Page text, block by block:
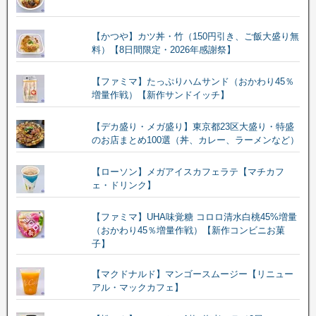
【かつや】カツ丼・竹（150円引き、ご飯大盛り無
料）【8日間限定・2026年感謝祭】
【ファミマ】たっぷりハムサンド（おかわり45％
増量作戦）【新作サンドイッチ】
【デカ盛り・メガ盛り】東京都23区大盛り・特盛
のお店まとめ100選（丼、カレー、ラーメンなど）
【ローソン】メガアイスカフェラテ【マチカフ
ェ・ドリンク】
【ファミマ】UHA味覚糖 コロロ清水白桃45%増量
（おかわり45％増量作戦）【新作コンビニお菓
子】
【マクドナルド】マンゴースムージー【リニュー
アル・マックカフェ】